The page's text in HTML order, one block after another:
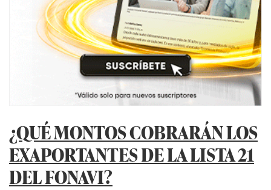
¿QUÉ MONTOS COBRARÁN LOS
EXAPORTANTES DE LA LISTA 21
DEL FONAVI?